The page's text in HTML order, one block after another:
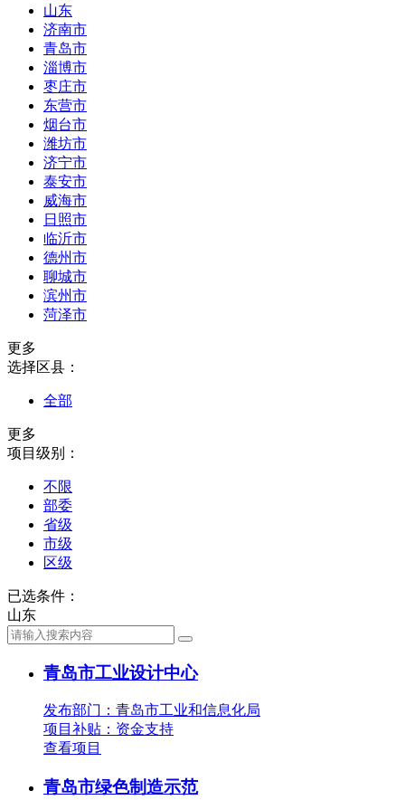
山东
济南市
青岛市
淄博市
枣庄市
东营市
烟台市
潍坊市
济宁市
泰安市
威海市
日照市
临沂市
德州市
聊城市
滨州市
菏泽市
更多
选择区县：
全部
更多
项目级别：
不限
部委
省级
市级
区级
已选条件：
山东
青岛市工业设计中心
发布部门：青岛市工业和信息化局
项目补贴： 资金支持
查看项目
青岛市绿色制造示范